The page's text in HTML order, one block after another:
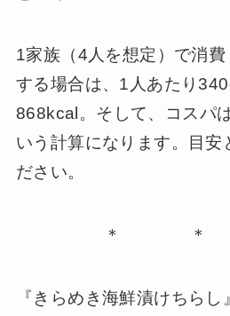
1家族（4人を想定）で消費
する場合は、1人あたり
868kcal。そして、コスパ
いう計算になります。目安
ださい。
＊ ＊
『きらめき海鮮漬けちら